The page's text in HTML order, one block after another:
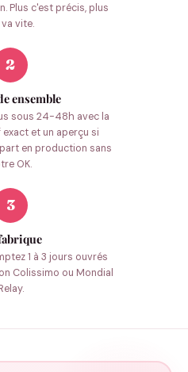
Plus c'est précis, plus
vite.
2
ensemble
sous 24-48h avec la
et un aperçu si
en production sans
OK.
3
1 à 3 jours ouvrés
Colissimo ou Mondial